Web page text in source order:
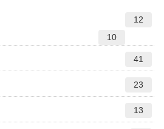
12
10
41
23
13